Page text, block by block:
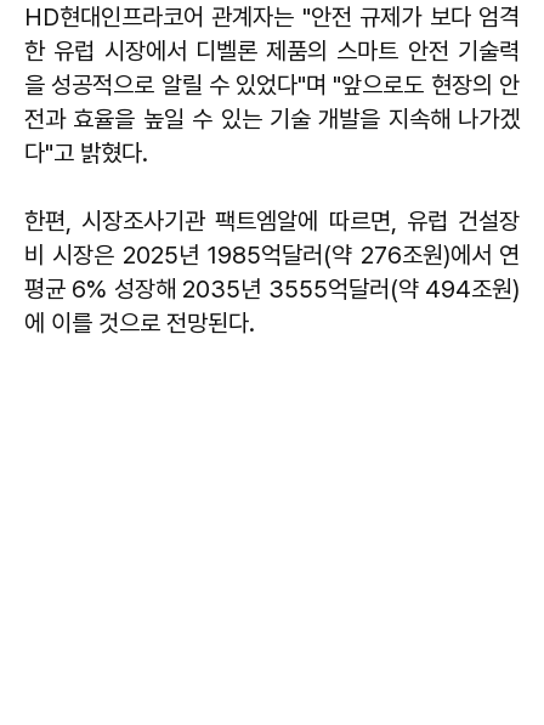
HD현대인프라코어 관계자는 "안전 규제가 보다 엄격
한 유럽 시장에서 디벨론 제품의 스마트 안전 기술력
을 성공적으로 알릴 수 있었다"며 "앞으로도 현장의 안
전과 효율을 높일 수 있는 기술 개발을 지속해 나가겠
다"고 밝혔다.
한편, 시장조사기관 팩트엠알에 따르면, 유럽 건설장
비 시장은 2025년 1985억달러(약 276조원)에서 연
평균 6% 성장해 2035년 3555억달러(약 494조원)
에 이를 것으로 전망된다.